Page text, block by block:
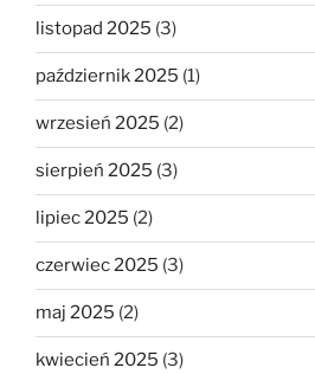
listopad 2025 (3)
październik 2025 (1)
wrzesień 2025 (2)
sierpień 2025 (3)
lipiec 2025 (2)
czerwiec 2025 (3)
maj 2025 (2)
kwiecień 2025 (3)